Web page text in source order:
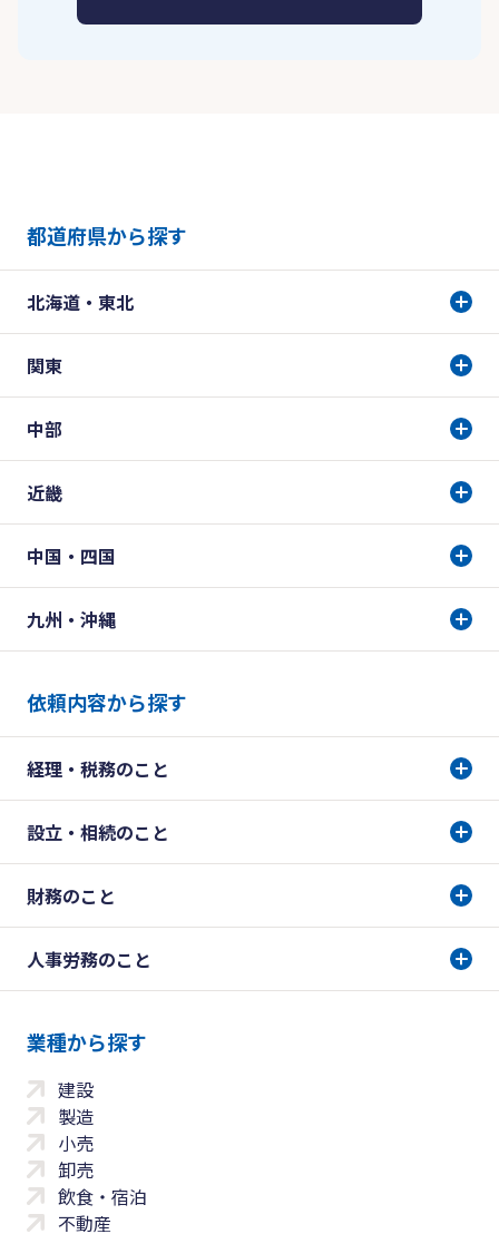
都道府県から探す
北海道・東北
関東
中部
近畿
中国・四国
九州・沖縄
依頼内容から探す
経理・税務のこと
設立・相続のこと
財務のこと
人事労務のこと
業種から探す
建設
製造
小売
卸売
飲食・宿泊
不動産